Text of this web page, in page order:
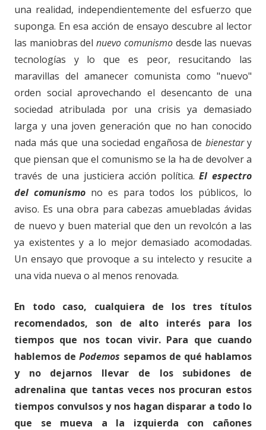
una realidad, independientemente del esfuerzo que
suponga. En esa acción de ensayo descubre al lector
las maniobras delnuevo comunismodesde las nuevas
tecnologías y lo que es peor, resucitando las
maravillas del amanecer comunista como "nuevo"
orden social aprovechando el desencanto de una
sociedad atribulada por una crisis ya demasiado
larga y una joven generación que no han conocido
nada más que una sociedad engañosa de bienestary
que piensan que el comunismo se la ha de devolver a
través de una justiciera acción política.El espectro
del comunismono es para todos los públicos, lo
aviso. Es una obra para cabezas amuebladas ávidas
de nuevo y buen material que den un revolcón a las
ya existentes y a lo mejor demasiado acomodadas.
Un ensayo que provoque a su intelecto y resucite a
una vida nueva o al menos renovada.
En todo caso, cualquiera de los tres títulos
recomendados, son de alto interés para los
tiempos que nos tocan vivir. Para que cuando
hablemos dePodemos sepamos de qué hablamos
y no dejarnos llevar de los subidones de
adrenalina que tantas veces nos procuran estos
tiempos convulsos y nos hagan disparar a todo lo
que se mueva a la izquierda con cañones